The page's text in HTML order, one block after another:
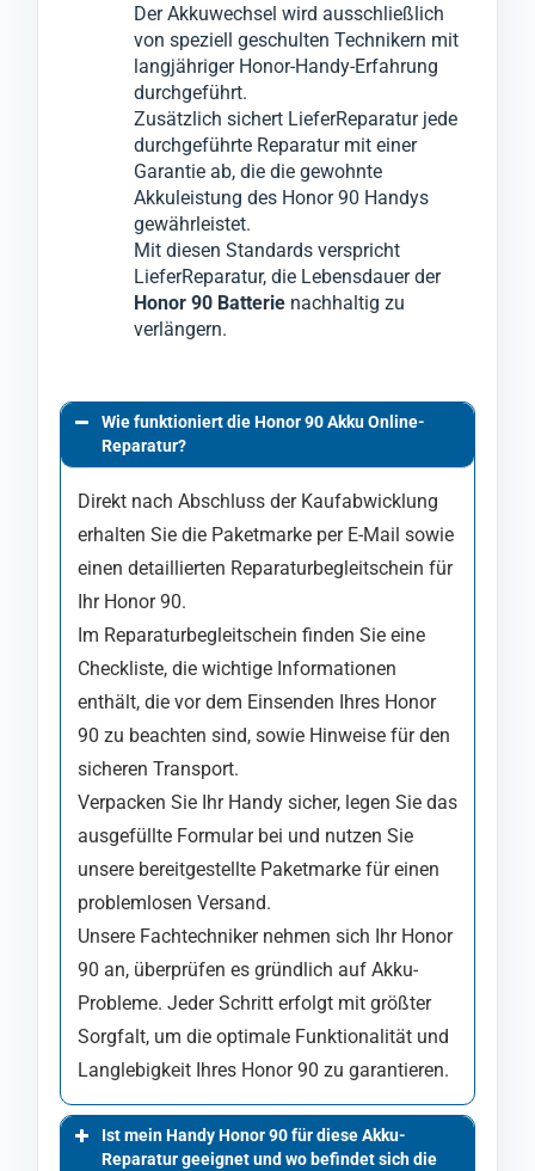
Der Akkuwechsel wird ausschließlich
von speziell geschulten Technikern mit
langjähriger Honor-Handy-Erfahrung
durchgeführt.
Zusätzlich sichert LieferReparatur jede
durchgeführte Reparatur mit einer
Garantie ab, die die gewohnte
Akkuleistung des Honor 90 Handys
gewährleistet.
Mit diesen Standards verspricht
LieferReparatur, die Lebensdauer der
Honor 90 Batterie nachhaltig zu
verlängern.
Wie funktioniert die Honor 90 Akku Online-
Reparatur?
Direkt nach Abschluss der Kaufabwicklung
erhalten Sie die Paketmarke per E-Mail sowie
einen detaillierten Reparaturbegleitschein für
Ihr Honor 90.
Im Reparaturbegleitschein finden Sie eine
Checkliste, die wichtige Informationen
enthält, die vor dem Einsenden Ihres Honor
90 zu beachten sind, sowie Hinweise für den
sicheren Transport.
Verpacken Sie Ihr Handy sicher, legen Sie das
ausgefüllte Formular bei und nutzen Sie
unsere bereitgestellte Paketmarke für einen
problemlosen Versand.
Unsere Fachtechniker nehmen sich Ihr Honor
90 an, überprüfen es gründlich auf Akku-
Probleme. Jeder Schritt erfolgt mit größter
Sorgfalt, um die optimale Funktionalität und
Langlebigkeit Ihres Honor 90 zu garantieren.
Ist mein Handy Honor 90 für diese Akku-
Reparatur geeignet und wo befindet sich die